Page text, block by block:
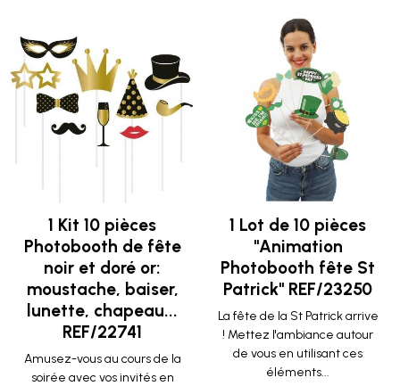
1 Kit 10 pièces
Photobooth de fête
noir et doré or:
moustache, baiser,
lunette, chapeau...
REF/22741
Amusez-vous au cours de la
soirée avec vos invités en
1 Lot de 10 pièces
"Animation
Photobooth fête St
Patrick" REF/23250
La fête de la St Patrick arrive
! Mettez l'ambiance autour
de vous en utilisant ces
éléments...